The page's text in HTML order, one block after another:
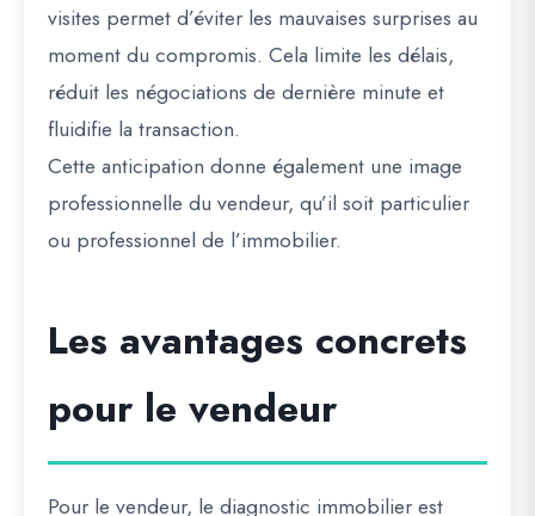
visites permet d’éviter les mauvaises surprises au
moment du compromis. Cela limite les délais,
réduit les négociations de dernière minute et
fluidifie la transaction.
Cette anticipation donne également une image
professionnelle du vendeur, qu’il soit particulier
ou professionnel de l’immobilier.
Les avantages concrets
pour le vendeur
Pour le vendeur, le diagnostic immobilier est